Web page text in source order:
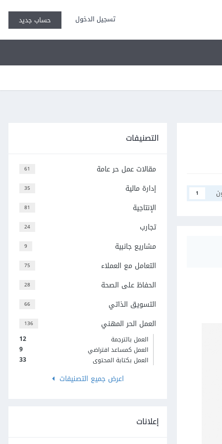
تسجيل الدخول حساب جديد
1
التصنيفات
61 مقالات عمل حر عامة
35 إدارة مالية
81 الإنتاجية
24 تجارب
9 مشاريع جانبية
75 التعامل مع العملاء
28 الحفاظ على الصحة
66 التسويق الذاتي
136 العمل الحر المهني
12
العمل بالترجمة
9
العمل كمساعد افتراضي
33
العمل بكتابة المحتوى
اعرض جميع التصنيفات
إعلانات